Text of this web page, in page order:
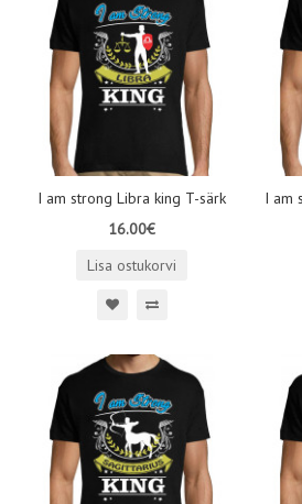
I am strong Libra king T-särk
16.00€
Lisa ostukorvi
I am